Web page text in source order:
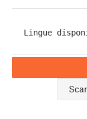
Lingue